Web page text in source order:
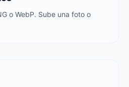
o WebP. Sube una foto o